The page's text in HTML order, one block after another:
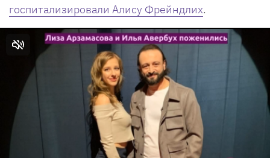
госпитализировали Алису Фрейндлих.